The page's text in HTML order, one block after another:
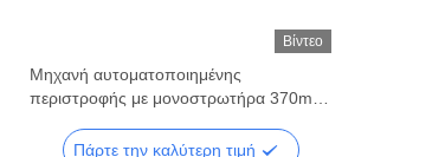
Βίντεο
Μηχανή αυτοματοποιημένης
περιστροφής με μονοστρωτήρα 370mm
Πάρτε την καλύτερη τιμή